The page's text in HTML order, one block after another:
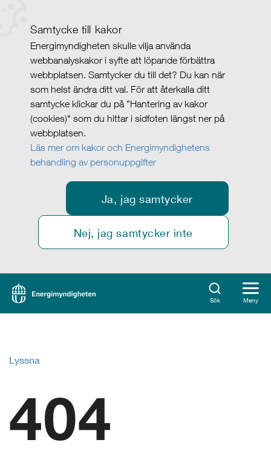
Samtycke till kakor
Energimyndigheten skulle vilja använda
webbanalyskakor i syfte att löpande förbättra
webbplatsen. Samtycker du till det? Du kan när
som helst ändra ditt val. För att återkalla ditt
samtycke klickar du på ”Hantering av kakor
(cookies)" som du hittar i sidfoten längst ner på
webbplatsen.
Läs mer om kakor och Energimyndighetens
behandling av personuppgifter
Ja, jag samtycker
Nej, jag samtycker inte
Sök Meny
Lyssna
404